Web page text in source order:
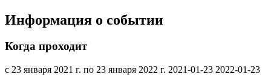
Информация о событии
Когда проходит
с 23 января 2021 г. по 23 января 2022 г. 2021-01-23 2022-01-23